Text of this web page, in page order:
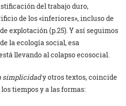
del trabajo duro,
de los «inferiores», incluso de
explotación (p.25). Y así seguimos
la ecología social, esa
llevando al colapso ecosocial.
simplicidady otros textos, coincide
tiempos y a las formas: